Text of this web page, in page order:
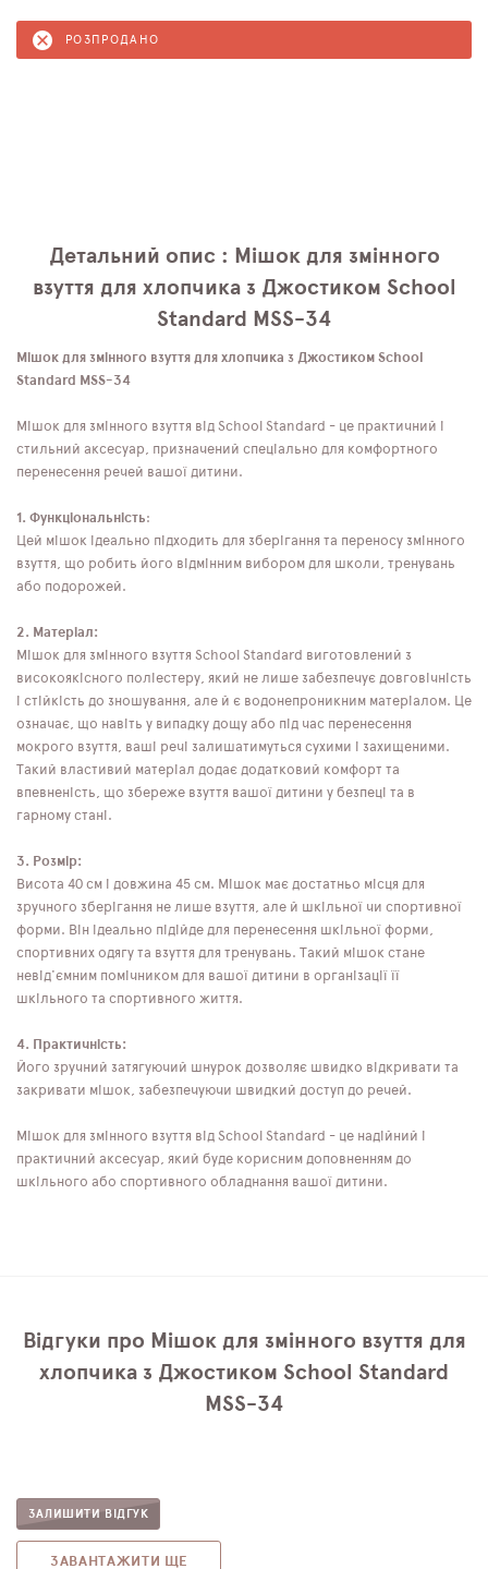
РОЗПРОДАНО
Детальний опис : Мішок для змінного
взуття для хлопчика з Джостиком School
Standard MSS-34
Мішок для змінного взуття для хлопчика з Джостиком School
Standard MSS-34
Мішок для змінного взуття від School Standard - це практичний і
стильний аксесуар, призначений спеціально для комфортного
перенесення речей вашої дитини.
1. Функціональність:
Цей мішок ідеально підходить для зберігання та переносу змінного
взуття, що робить його відмінним вибором для школи, тренувань
або подорожей.
2. Матеріал:
Мішок для змінного взуття School Standard виготовлений з
високоякісного поліестеру, який не лише забезпечує довговічність
і стійкість до зношування, але й є водонепроникним матеріалом. Це
означає, що навіть у випадку дощу або під час перенесення
мокрого взуття, ваші речі залишатимуться сухими і захищеними.
Такий властивий матеріал додає додатковий комфорт та
впевненість, що збереже взуття вашої дитини у безпеці та в
гарному стані.
3. Розмір:
Висота 40 см і довжина 45 см. Мішок має достатньо місця для
зручного зберігання не лише взуття, але й шкільної чи спортивної
форми. Він ідеально підійде для перенесення шкільної форми,
спортивних одягу та взуття для тренувань. Такий мішок стане
невід'ємним помічником для вашої дитини в організації її
шкільного та спортивного життя.
4. Практичність:
Його зручний затягуючий шнурок дозволяє швидко відкривати та
закривати мішок, забезпечуючи швидкий доступ до речей.
Мішок для змінного взуття від School Standard - це надійний і
практичний аксесуар, який буде корисним доповненням до
шкільного або спортивного обладнання вашої дитини.
Відгуки про Мішок для змінного взуття для
хлопчика з Джостиком School Standard
MSS-34
ЗАЛИШИТИ ВІДГУК
ЗАВАНТАЖИТИ ЩЕ